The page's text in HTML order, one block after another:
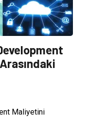
Maliyetini